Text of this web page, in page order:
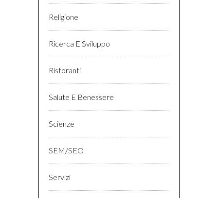
Religione
Ricerca E Sviluppo
Ristoranti
Salute E Benessere
Scienze
SEM/SEO
Servizi